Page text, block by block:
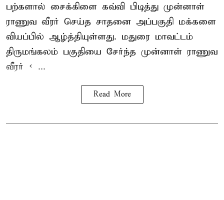
பற்களால் சைக்கிளை கவ்வி பிடித்து முன்னாள்
ராணுவ வீரர் செய்த சாதனை அப்பகுதி மக்களை
வியப்பில் ஆழ்த்தியுள்ளது. மதுரை மாவட்டம்
திருமங்கலம் பகுதியை சேர்ந்த முன்னாள் ராணுவ
வீரர் < ...
Read More